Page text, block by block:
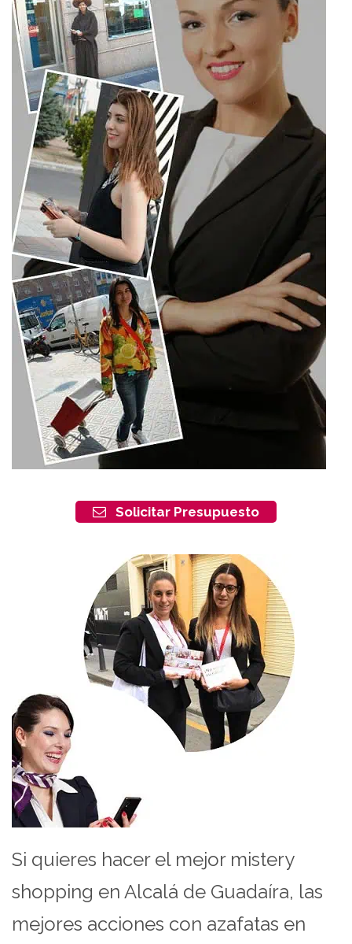
Solicitar Presupuesto
Si quieres hacer el mejor mistery
shopping en Alcalá de Guadaíra, las
mejores acciones con azafatas en